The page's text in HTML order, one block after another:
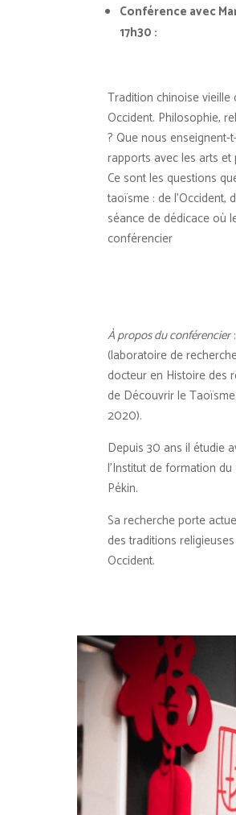
Conférence avec
17h30 :
Tradition chinoise
Occident. Philosophie,
? Que nous enseignent-
rapports avec les arts et
Ce sont les questions
taoïsme : de
séance de dédicace où
conférencier
À propos du conférencier
(laboratoire de
docteur en Histoire des
de Découvrir le
2020).
Depuis 30 ans il étudie
l’Institut de formation
Pékin.
Sa recherche porte
des traditions
Occident.